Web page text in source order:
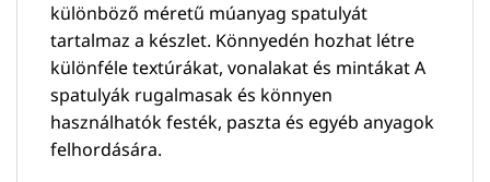
különböző méretű múanyag spatulyát
tartalmaz a készlet. Könnyedén hozhat létre
különféle textúrákat, vonalakat és mintákat A
spatulyák rugalmasak és könnyen
használhatók festék, paszta és egyéb anyagok
felhordására.